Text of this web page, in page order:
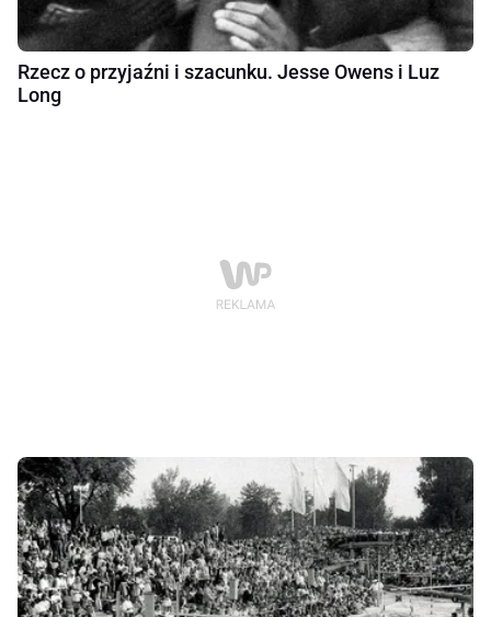
Rzecz o przyjaźni i szacunku. Jesse Owens i Luz
Long